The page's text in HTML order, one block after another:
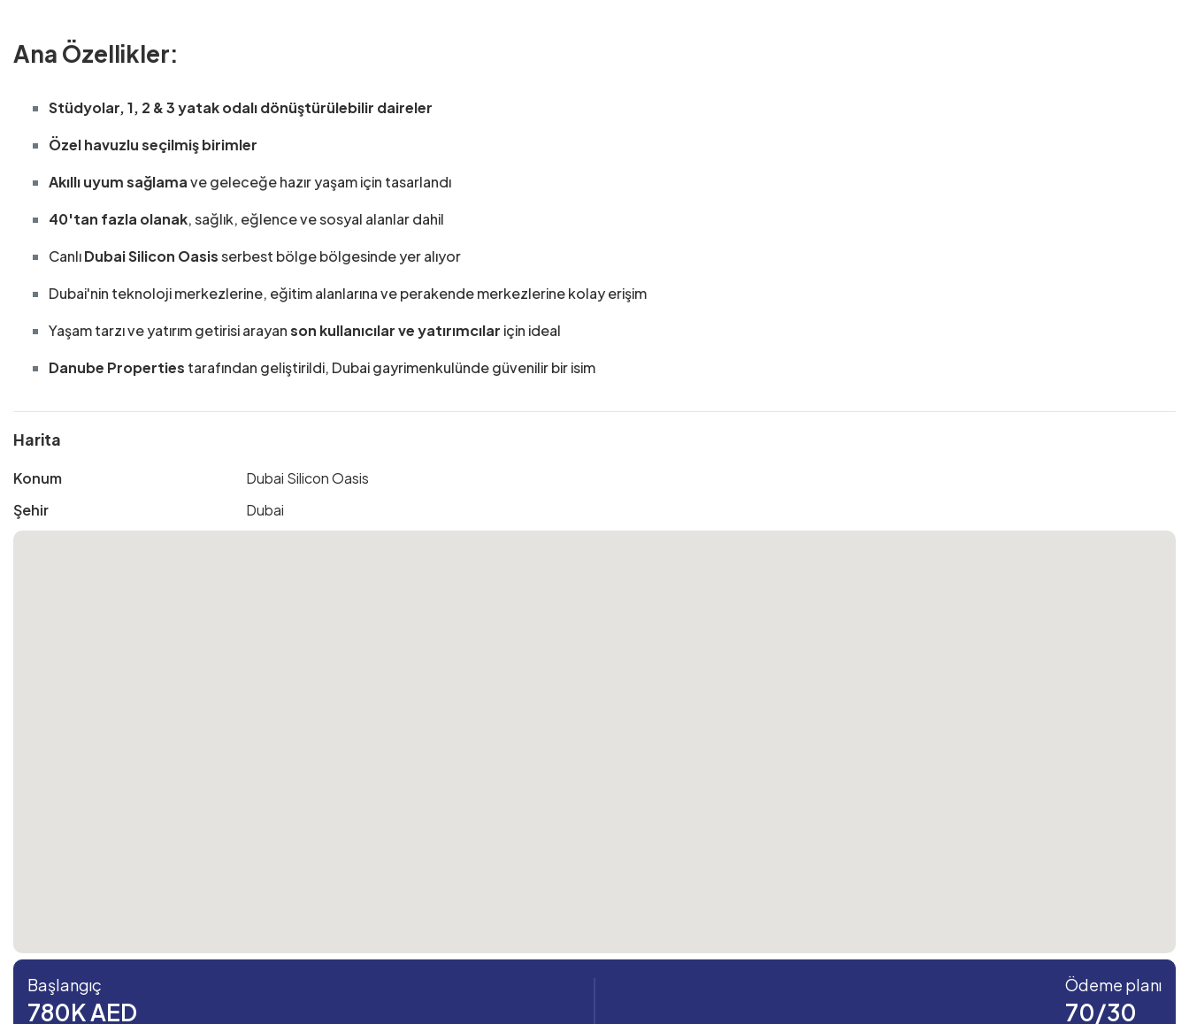
Ana Özellikler:
Stüdyolar, 1, 2 & 3 yatak odalı dönüştürülebilir daireler
Özel havuzlu seçilmiş birimler
Akıllı uyum sağlamave geleceğe hazır yaşam için tasarlandı
40'tan fazla olanak, sağlık, eğlence ve sosyal alanlar dahil
CanlıDubai Silicon Oasisserbest bölge bölgesinde yer alıyor
Dubai'nin teknoloji merkezlerine, eğitim alanlarına ve perakende merkezlerine kolay erişim
Yaşam tarzı ve yatırım getirisi arayanson kullanıcılar ve yatırımcılar için ideal
Danube Properties tarafından geliştirildi, Dubai gayrimenkulünde güvenilir bir isim
Harita
Konum
Dubai Silicon Oasis
Şehir
Dubai
Başlangıç
780K AED
Ödeme planı
70/30